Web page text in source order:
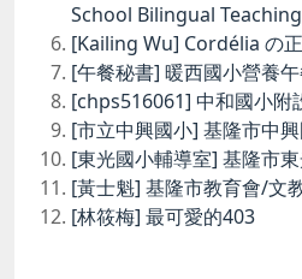
School Bilingual
[Kailing Wu] Cordélia の
[午餐秘書] 暖西國小營養
[chps516061] 中和國小附
[市立中興國小] 基隆市中
[東光國小輔導室] 基隆市
[黃士魁] 基隆市教育會/文
[林筱梅] 最可愛的403